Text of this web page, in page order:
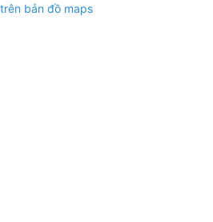
tối đa không gian để trưng bầy
khiến siêu thị cửa hàng trở nên
bản đồ maps